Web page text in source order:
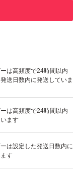
があります
は高頻度で24時間以内
送日数内に発送していま
は高頻度で24時間以内
ます
は設定した発送日数内に
す
いいね！
2,580